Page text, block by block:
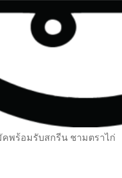
พร้อมรับสกรีน ชามตราไก่